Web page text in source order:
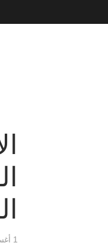
1 أغسطس، 2019